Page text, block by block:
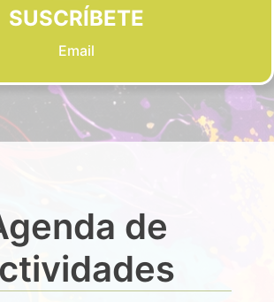
SUSCRÍBETE
Email
de